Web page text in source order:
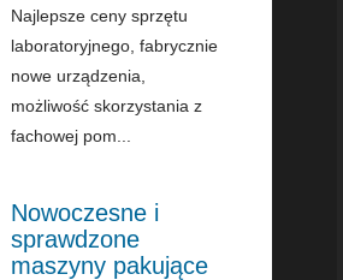
Najlepsze ceny sprzętu
laboratoryjnego, fabrycznie
nowe urządzenia,
możliwość skorzystania z
fachowej pom...
Nowoczesne i
sprawdzone
maszyny pakujące